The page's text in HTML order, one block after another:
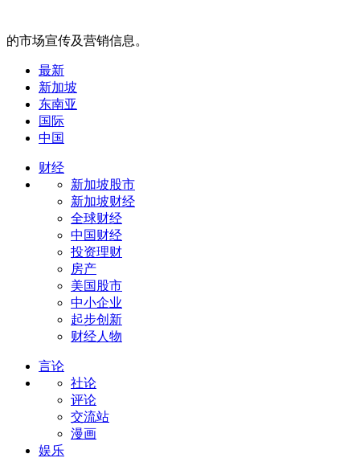
的市场宣传及营销信息。
最新
新加坡
东南亚
国际
中国
财经
新加坡股市
新加坡财经
全球财经
中国财经
投资理财
房产
美国股市
中小企业
起步创新
财经人物
言论
社论
评论
交流站
漫画
娱乐